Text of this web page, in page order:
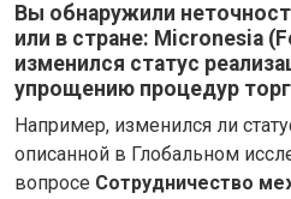
Вы обнаружили
или в стране: Micronesia
изменился статус
упрощению процедур
Например, изменился ли
описанной в Глобальном
вопросе Сотрудничество